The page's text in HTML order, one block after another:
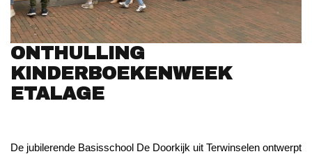
ONTHULLING
KINDERBOEKENWEEK
ETALAGE
De jubilerende Basisschool De Doorkijk uit Terwinselen ontwerpt